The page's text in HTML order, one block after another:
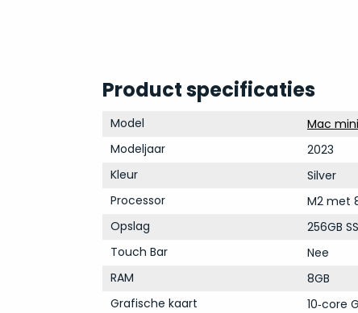
Product specificaties
Model
Mac mini
Modeljaar
2023
Kleur
Silver
Processor
M2 met
Opslag
256GB
Touch Bar
Nee
RAM
8GB
Grafische kaart
10‑core